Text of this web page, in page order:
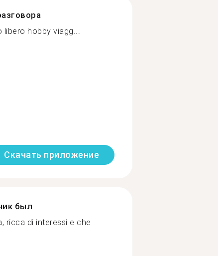
libero hobby viagg...
Скачать приложение
был
ricca di interessi e che